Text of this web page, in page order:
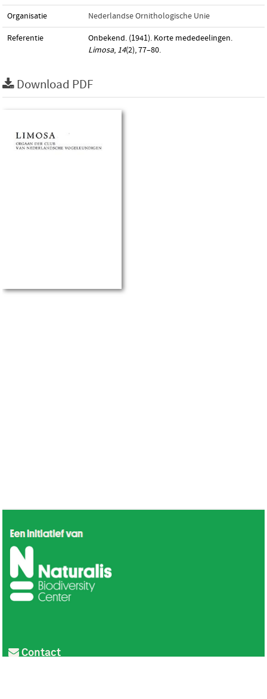
Organisatie Nederlandse Ornithologische Unie
Referentie
Onbekend. (1941). Korte mededeelingen.
Limosa, 14(2), 77–80.
Download PDF
Contact